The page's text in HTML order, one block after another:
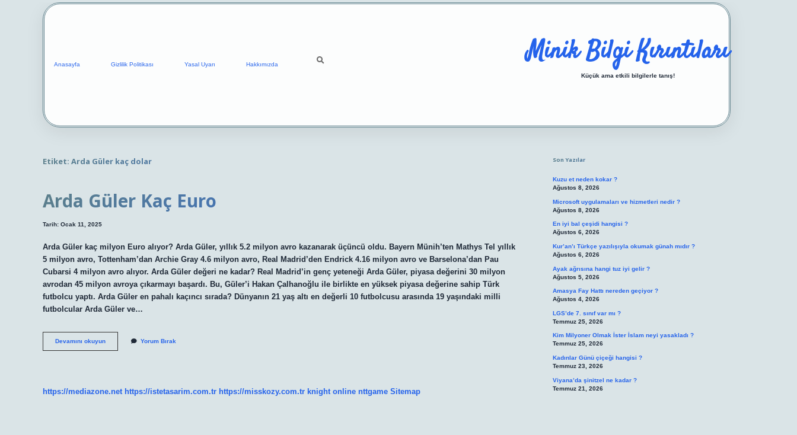
Anasayfa Gizlilik Politikası Yasal Uyarı Hakkımızda Minik Bilgi Kırıntıları
Küçük ama etkili bilgilerle tanış!
Etiket: Arda Güler kaç dolar
Arda Güler Kaç Euro
Tarih: Ocak 11, 2025
Arda Güler kaç milyon Euro alıyor? Arda Güler, yıllık 5.2 milyon avro kazanarak üçüncü oldu. Bayern Münih’ten Mathys Tel yıllık
5 milyon avro, Tottenham’dan Archie Gray 4.6 milyon avro, Real Madrid’den Endrick 4.16 milyon avro ve Barselona’dan Pau
Cubarsi 4 milyon avro alıyor. Arda Güler değeri ne kadar? Real Madrid’in genç yeteneği Arda Güler, piyasa değerini 30 milyon
avrodan 45 milyon avroya çıkarmayı başardı. Bu, Güler’i Hakan Çalhanoğlu ile birlikte en yüksek piyasa değerine sahip Türk
futbolcu yaptı. Arda Güler en pahalı kaçıncı sırada? Dünyanın 21 yaş altı en değerli 10 futbolcusu arasında 19 yaşındaki milli
futbolcular Arda Güler ve…
Devamını okuyunArda
Güler
Yorum Bırak
https://mediazone.net https://istetasarim.com.tr https://misskozy.com.tr knight online nttgame Sitemap
Son Yazılar
Kuzu et neden kokar ?
Ağustos 8, 2026
Microsoft uygulamaları ve hizmetleri nedir ?
Ağustos 8, 2026
En iyi bal çeşidi hangisi ?
Ağustos 6, 2026
Kur’an’ı Türkçe yazılışıyla okumak günah mıdır ?
Ağustos 6, 2026
Ayak ağrısına hangi tuz iyi gelir ?
Ağustos 5, 2026
Amasya Fay Hattı nereden geçiyor ?
Ağustos 4, 2026
LGS’de 7. sınıf var mı ?
Temmuz 25, 2026
Kim Milyoner Olmak İster İslam neyi yasakladı ?
Temmuz 25, 2026
Kadınlar Günü çiçeği hangisi ?
Temmuz 23, 2026
Viyana’da şinitzel ne kadar ?
Temmuz 21, 2026